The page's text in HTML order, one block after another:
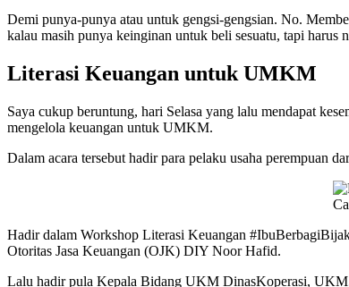
Demi punya-punya atau untuk gengsi-gengsian. No.
kalau masih punya keinginan untuk beli sesuatu, tapi harus
Literasi Keuangan untuk UMKM
Saya cukup beruntung, hari Selasa yang lalu mendapat
mengelola keuangan untuk UMKM.
Dalam acara tersebut hadir para pelaku usaha perempuan
Hadir dalam Workshop Literasi Keuangan
Otoritas Jasa Keuangan (OJK) DIY Noor Hafid.
Lalu hadir pula Kepala Bidang UKM DinasKoperasi,